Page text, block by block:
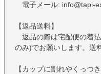
電子メール: info@tapi-
【返品送料】
返品の際は宅配便の着
のみ)でお願いします。送
【カップに割れやくっつ